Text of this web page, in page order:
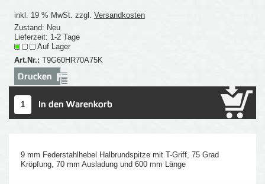
inkl. 19 % MwSt. zzgl. Versandkosten
Zustand: Neu
Lieferzeit: 1-2 Tage
Auf Lager
Art.Nr.: T9G60HR70A75K
9 mm Federstahlhebel Halbrundspitze mit T-Griff, 75 Grad
Kröpfung, 70 mm Ausladung und 600 mm Länge